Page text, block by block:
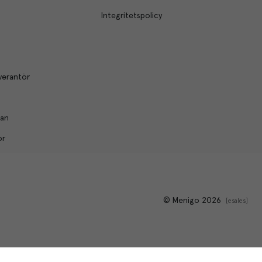
Integritetspolicy
© Menigo 2026 esales]